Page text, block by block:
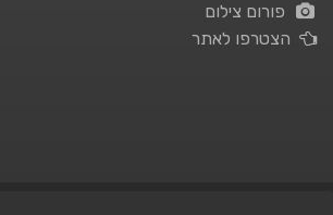
פורום צילום
הצטרפו לאתר